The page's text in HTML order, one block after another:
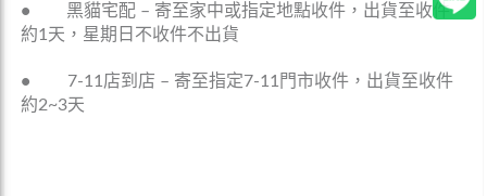
•
黑貓宅配 – 寄至家中或指定地點收件，出貨至收件
約1天，星期日不收件不出貨
•
7-11店到店 – 寄至指定7-11門市收件，出貨至收件
約2~3天